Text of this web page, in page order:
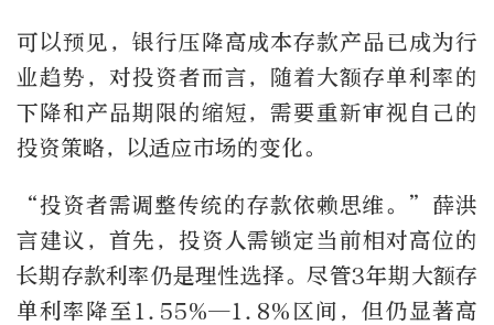
可以预见，银行压降高成本存款产品已成为行
业趋势，对投资者而言，随着大额存单利率的
下降和产品期限的缩短，需要重新审视自己的
投资策略，以适应市场的变化。
“投资者需调整传统的存款依赖思维。”薛洪
言建议，首先，投资人需锁定当前相对高位的
长期存款利率仍是理性选择。尽管3年期大额存
单利率降至1.55%—1.8%区间，但仍显著高